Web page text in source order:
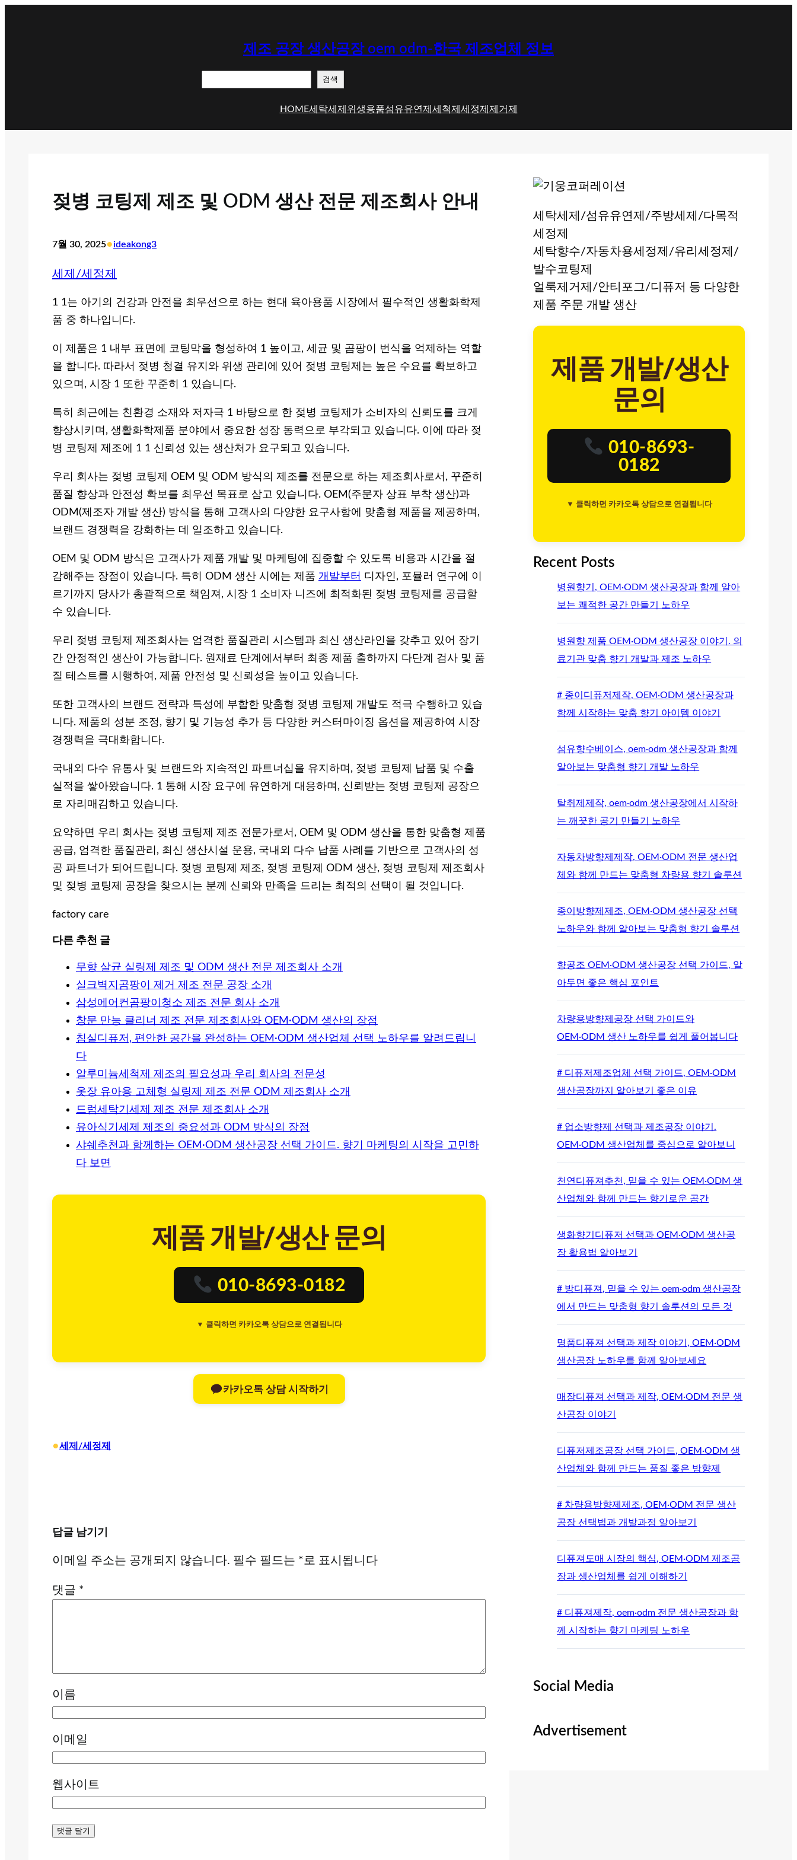
제조 공장 생산공장 oem odm-한국 제조업체 정보
검색
HOME세탁세제 위생용품섬유유연제 세척제 세정제 제거제
젖병 코팅제 제조 및 ODM 생산 전문 제조회사 안내
7월 30, 2025•ideakong3
세제/세정제
1 1는 아기의 건강과 안전을 최우선으로 하는 현대 육아용품 시장에서 필수적인 생활화학제
품 중 하나입니다.
이 제품은 1 내부 표면에 코팅막을 형성하여 1 높이고, 세균 및 곰팡이 번식을 억제하는 역할
을 합니다. 따라서 젖병 청결 유지와 위생 관리에 있어 젖병 코팅제는 높은 수요를 확보하고
있으며, 시장 1 또한 꾸준히 1 있습니다.
특히 최근에는 친환경 소재와 저자극 1 바탕으로 한 젖병 코팅제가 소비자의 신뢰도를 크게
향상시키며, 생활화학제품 분야에서 중요한 성장 동력으로 부각되고 있습니다. 이에 따라 젖
병 코팅제 제조에 1 1 신뢰성 있는 생산처가 요구되고 있습니다.
우리 회사는 젖병 코팅제 OEM 및 ODM 방식의 제조를 전문으로 하는 제조회사로서, 꾸준히
품질 향상과 안전성 확보를 최우선 목표로 삼고 있습니다. OEM(주문자 상표 부착 생산)과
ODM(제조자 개발 생산) 방식을 통해 고객사의 다양한 요구사항에 맞춤형 제품을 제공하며,
브랜드 경쟁력을 강화하는 데 일조하고 있습니다.
OEM 및 ODM 방식은 고객사가 제품 개발 및 마케팅에 집중할 수 있도록 비용과 시간을 절
감해주는 장점이 있습니다. 특히 ODM 생산 시에는 제품 개발부터 디자인, 포뮬러 연구에 이
르기까지 당사가 총괄적으로 책임져, 시장 1 소비자 니즈에 최적화된 젖병 코팅제를 공급할
수 있습니다.
우리 젖병 코팅제 제조회사는 엄격한 품질관리 시스템과 최신 생산라인을 갖추고 있어 장기
간 안정적인 생산이 가능합니다. 원재료 단계에서부터 최종 제품 출하까지 다단계 검사 및 품
질 테스트를 시행하여, 제품 안전성 및 신뢰성을 높이고 있습니다.
또한 고객사의 브랜드 전략과 특성에 부합한 맞춤형 젖병 코팅제 개발도 적극 수행하고 있습
니다. 제품의 성분 조정, 향기 및 기능성 추가 등 다양한 커스터마이징 옵션을 제공하여 시장
경쟁력을 극대화합니다.
국내외 다수 유통사 및 브랜드와 지속적인 파트너십을 유지하며, 젖병 코팅제 납품 및 수출
실적을 쌓아왔습니다. 1 통해 시장 요구에 유연하게 대응하며, 신뢰받는 젖병 코팅제 공장으
로 자리매김하고 있습니다.
요약하면 우리 회사는 젖병 코팅제 제조 전문가로서, OEM 및 ODM 생산을 통한 맞춤형 제품
공급, 엄격한 품질관리, 최신 생산시설 운용, 국내외 다수 납품 사례를 기반으로 고객사의 성
공 파트너가 되어드립니다. 젖병 코팅제 제조, 젖병 코팅제 ODM 생산, 젖병 코팅제 제조회사
및 젖병 코팅제 공장을 찾으시는 분께 신뢰와 만족을 드리는 최적의 선택이 될 것입니다.
factory care
다른 추천 글
무향 살균 실링제 제조 및 ODM 생산 전문 제조회사 소개
실크벽지곰팡이 제거 제조 전문 공장 소개
삼성에어컨곰팡이청소 제조 전문 회사 소개
창문 만능 클리너 제조 전문 제조회사와 OEM·ODM 생산의 장점
침실디퓨저, 편안한 공간을 완성하는 OEM·ODM 생산업체 선택 노하우를 알려드립니
다
알루미늄세척제 제조의 필요성과 우리 회사의 전문성
옷장 유아용 고체형 실링제 제조 전문 ODM 제조회사 소개
드럼세탁기세제 제조 전문 제조회사 소개
유아식기세제 제조의 중요성과 ODM 방식의 장점
샤쉐추천과 함께하는 OEM·ODM 생산공장 선택 가이드. 향기 마케팅의 시작을 고민하
다 보면
제품 개발/생산 문의
010-8693-0182
▼ 클릭하면 카카오톡 상담으로 연결됩니다
카카오톡 상담 시작하기
•세제/세정제
답글 남기기
이메일 주소는 공개되지 않습니다. 필수 필드는 *로 표시됩니다
댓글 *
이름
이메일
웹사이트
세탁세제/섬유유연제/주방세제/다목적
세정제
세탁향수/자동차용세정제/유리세정제/
발수코팅제
얼룩제거제/안티포그/디퓨저 등 다양한
제품 주문 개발 생산
제품 개발/생산
문의
010-8693-
0182
▼ 클릭하면 카카오톡 상담으로 연결됩니다
Recent Posts
병원향기, OEM·ODM 생산공장과 함께 알아
보는 쾌적한 공간 만들기 노하우
병원향 제품 OEM·ODM 생산공장 이야기. 의
료기관 맞춤 향기 개발과 제조 노하우
# 종이디퓨저제작, OEM·ODM 생산공장과
함께 시작하는 맞춤 향기 아이템 이야기
섬유향수베이스, oem·odm 생산공장과 함께
알아보는 맞춤형 향기 개발 노하우
탈취제제작, oem·odm 생산공장에서 시작하
는 깨끗한 공기 만들기 노하우
자동차방향제제작, OEM·ODM 전문 생산업
체와 함께 만드는 맞춤형 차량용 향기 솔루션
종이방향제제조, OEM·ODM 생산공장 선택
노하우와 함께 알아보는 맞춤형 향기 솔루션
향공조 OEM·ODM 생산공장 선택 가이드, 알
아두면 좋은 핵심 포인트
차량용방향제공장 선택 가이드와
OEM·ODM 생산 노하우를 쉽게 풀어봅니다
# 디퓨저제조업체 선택 가이드, OEM·ODM
생산공장까지 알아보기 좋은 이유
# 업소방향제 선택과 제조공장 이야기.
OEM·ODM 생산업체를 중심으로 알아보니
천연디퓨져추천, 믿을 수 있는 OEM·ODM 생
산업체와 함께 만드는 향기로운 공간
생화향기디퓨저 선택과 OEM·ODM 생산공
장 활용법 알아보기
# 방디퓨져, 믿을 수 있는 oem·odm 생산공장
에서 만드는 맞춤형 향기 솔루션의 모든 것
명품디퓨져 선택과 제작 이야기, OEM·ODM
생산공장 노하우를 함께 알아보세요
매장디퓨져 선택과 제작, OEM·ODM 전문 생
산공장 이야기
디퓨저제조공장 선택 가이드, OEM·ODM 생
산업체와 함께 만드는 품질 좋은 방향제
# 차량용방향제제조, OEM·ODM 전문 생산
공장 선택법과 개발과정 알아보기
디퓨져도매 시장의 핵심, OEM·ODM 제조공
장과 생산업체를 쉽게 이해하기
# 디퓨져제작, oem·odm 전문 생산공장과 함
께 시작하는 향기 마케팅 노하우
Social Media
Advertisement